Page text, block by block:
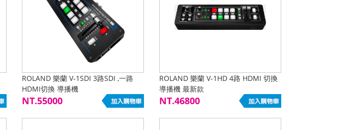
ROLAND 樂蘭 V-1SDI 3路SDI ,一路
HDMI切換 導播機
NT.55000
ROLAND 樂蘭 V-1HD 4路 HDMI 切換
導播機 最新款
NT.46800